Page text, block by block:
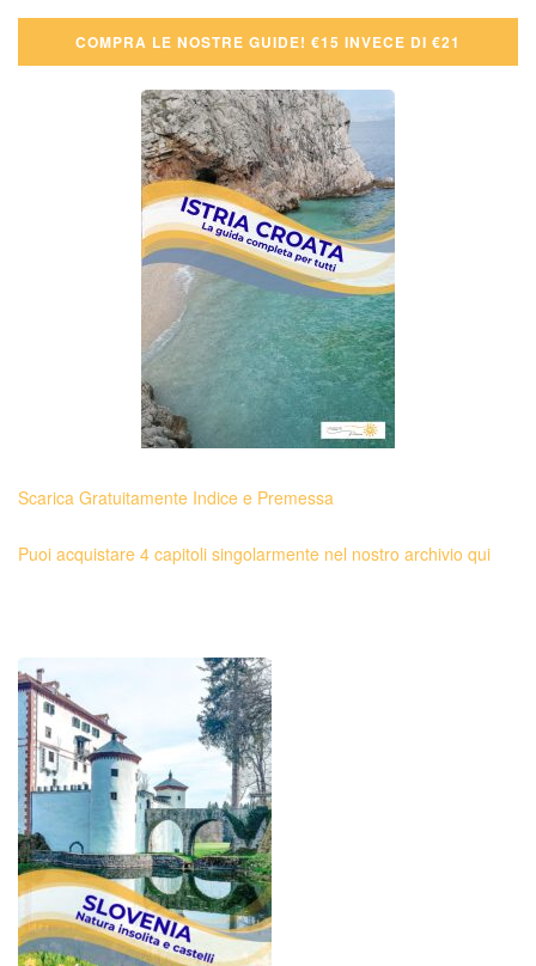
COMPRA LE NOSTRE GUIDE! €15 INVECE DI €21
Scarica Gratuitamente Indice e Premessa
Puoi acquistare 4 capitoli singolarmente nel nostro archivio qui